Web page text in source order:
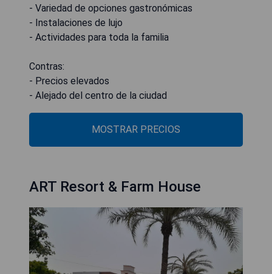
- Variedad de opciones gastronómicas
- Instalaciones de lujo
- Actividades para toda la familia
Contras:
- Precios elevados
- Alejado del centro de la ciudad
MOSTRAR PRECIOS
ART Resort & Farm House